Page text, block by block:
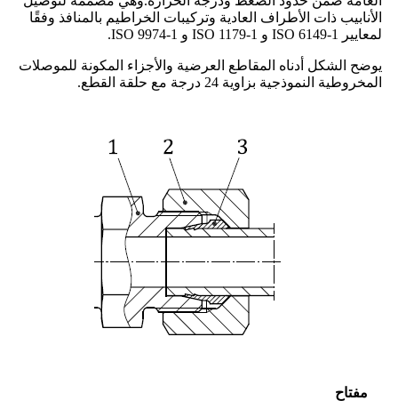
الأنابيب ذات الأطراف العادية وتركيبات الخراطيم بالمنافذ وفقًا
لمعايير ISO 6149-1 و ISO 1179-1 و ISO 9974-1.
يوضح الشكل أدناه المقاطع العرضية والأجزاء المكونة للموصلات
المخروطية النموذجية بزاوية 24 درجة مع حلقة القطع.
مفتاح